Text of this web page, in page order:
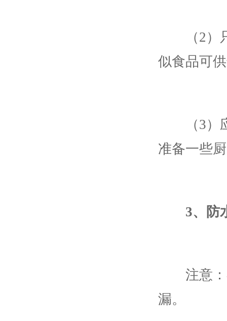
（2）只
似食品可
（3）应
准备一些
3、防
注意：
漏。